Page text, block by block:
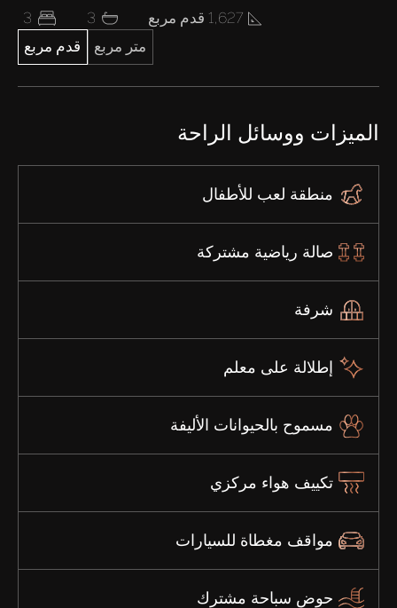
3
3
1,627 قدم مربع
قدم مربع
متر مربع
الميزات ووسائل الراحة
منطقة لعب للأطفال
صالة رياضية مشتركة
شرفة
إطلالة على معلم
مسموح بالحيوانات الأليفة
تكييف هواء مركزي
مواقف مغطاة للسيارات
حوض سباحة مشترك